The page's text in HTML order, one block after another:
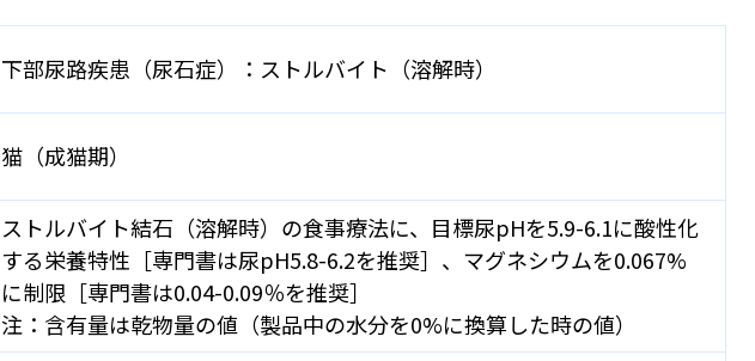
下部尿路疾患（尿石症）：ストルバイト（溶解時）
猫（成猫期）
ストルバイト結石（溶解時）の食事療法に、目標尿pHを5.9-6.1に酸性化
する栄養特性［専門書は尿pH5.8-6.2を推奨］、マグネシウムを0.067%
に制限［専門書は0.04-0.09％を推奨］
注：含有量は乾物量の値（製品中の水分を0%に換算した時の値）